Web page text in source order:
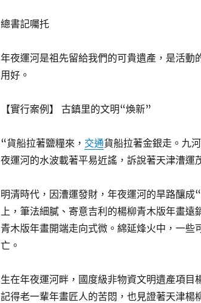
總書記囑托
年夜運河是祖先留給我們的可貴遺產，是活動
用好。
【實行案例】 古鎮里的文明“煥新”
“貨船拉著鹽糧來， 交通貨船拉著金銀走。九
夜運河的水波載著平易近謠，訴說著天津漕運
明清時代，因漕運發財，年夜運河的旱路釀
上，筆法細膩、寄意吉利的楊柳青木版年畫遠
青木版年畫開端走向式微。綿延烽火中，一些
亡。
生在年夜運河畔，國度級非物資文明遺產項目
記得老一輩年畫匠人的苦悶，也見證著天津楊